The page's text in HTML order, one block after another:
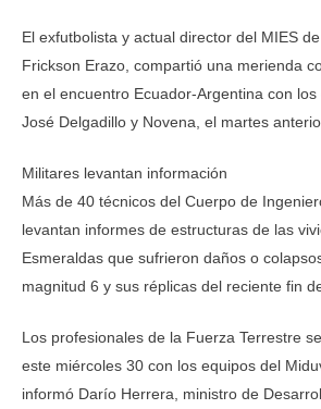
El exfutbolista y actual director del MIES
Frickson Erazo, compartió una merienda
en el encuentro Ecuador-Argentina con
José Delgadillo y Novena, el martes
Militares levantan información
Más de 40 técnicos del Cuerpo de
levantan informes de estructuras de las
Esmeraldas que sufrieron daños o
magnitud 6 y sus réplicas del reciente fin
Los profesionales de la Fuerza Terrestre
este miércoles 30 con los equipos del
informó Darío Herrera, ministro de